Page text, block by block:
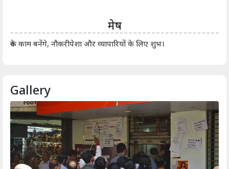
मेष
रुके काम बनेंगे, नौकरीपेशा और व्यापारियों के लिए शुभ।
Gallery